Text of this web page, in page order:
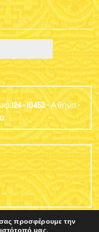
- 10453 - Αθήνα -
προσφέρουμε την